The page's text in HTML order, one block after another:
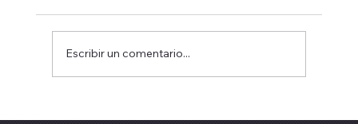
Escribir un comentario...